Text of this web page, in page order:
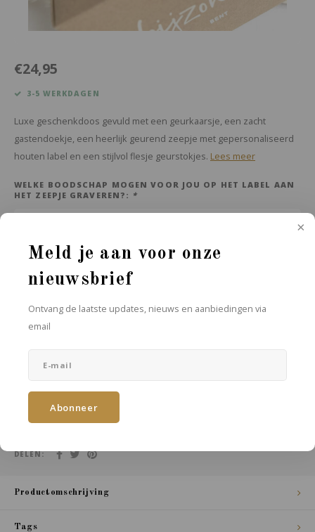
Meld je aan voor onze
nieuwsbrief
Ontvang de laatste updates, nieuws en aanbiedingen via
email
Abonneer
€24,95
3-5 WERKDAGEN
Luxe geschenkdoos gevuld met een geurkaarsje, een zacht
gastendoekje, een heerlijk geurend zeepje met gepersonaliseerd
houten label en een stijlvol flesje geurstokjes. Lees meer
WELKE BOODSCHAP MOGEN VOOR JOU OP HET LABEL AAN
HET ZEEPJE GRAVEREN?: *
DELEN:
Productomschrijving
Tags